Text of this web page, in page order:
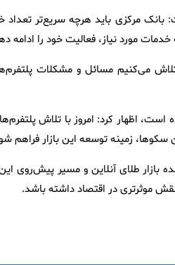
مرکزی باید هرچه سریع‌تر تعداد
مورد نیاز، فعالیت خود را ادامه
می‌کنیم مسائل و مشکلات
است، اظهار کرد: امروز با تلاش
زمینه توسعه این بازار فراهم
بازار طلای آنلاین و مسیر
موثرتری در اقتصاد داشته باشد.